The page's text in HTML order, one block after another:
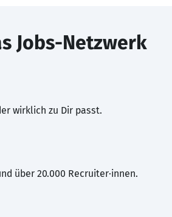
Jobs-Netzwerk
wirklich zu Dir passt.
über 20.000 Recruiter·innen.